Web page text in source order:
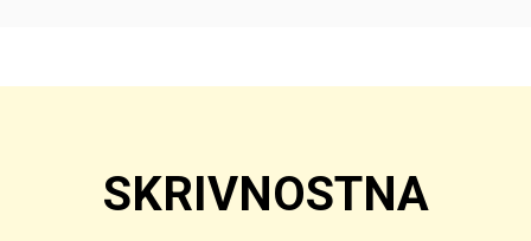
SKRIVNOSTNA